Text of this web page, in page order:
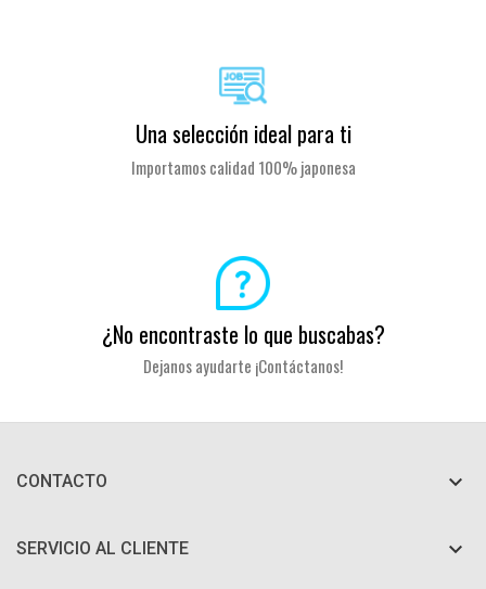
Una selección ideal para ti
Importamos calidad 100% japonesa
¿No encontraste lo que buscabas?
Dejanos ayudarte ¡Contáctanos!
CONTACTO 
SERVICIO AL CLIENTE 